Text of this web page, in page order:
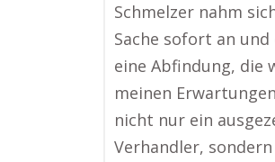
Schmelzer nahm
Sache sofort an
eine Abfindung, die
meinen
nicht nur ein
Verhandler, sondern